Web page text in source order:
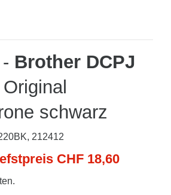
Brother DCPJ
schwarz
212412
CHF 18,60